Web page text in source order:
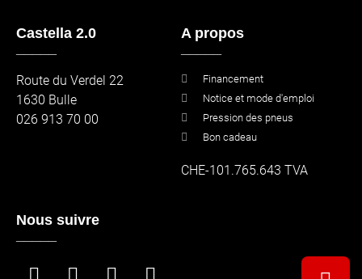
Castella 2.0
Route du Verdel 22
1630 Bulle
026 913 70 00
A propos
Financement
Notice et mode d'emploi
Pression des pneus
Bon cadeau
CHE-101.765.643 TVA
Nous suivre